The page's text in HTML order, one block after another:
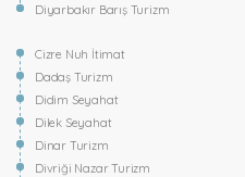
Diyarbakır Barış Turizm
Cizre Nuh İtimat
Dadaş Turizm
Didim Seyahat
Dilek Seyahat
Dinar Turizm
Divriği Nazar Turizm